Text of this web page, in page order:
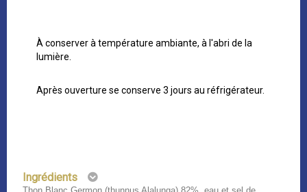
À conserver à température ambiante, à l'abri de la
lumière.
Après ouverture se conserve 3 jours au réfrigérateur.
Ingrédients